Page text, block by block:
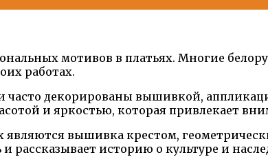
мотивов в платьях. Многие
работах.
часто декорированы вышивкой,
и яркостью, которая привлекает
вышивка крестом,
историю о культуре и